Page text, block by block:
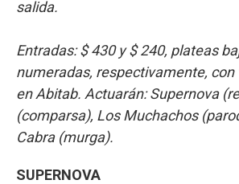
salida.
Entradas: $ 430 y $ 240, plateas
numeradas, respectivamente,
en Abitab. Actuarán: Supernova
(comparsa), Los Muchachos
Cabra (murga).
SUPERNOVA